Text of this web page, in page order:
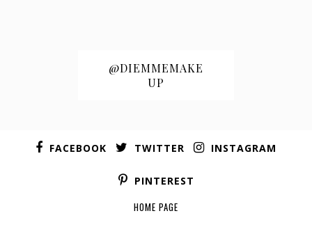
@DIEMMEMAKE
UP
FACEBOOK TWITTER INSTAGRAM
PINTEREST
HOME PAGE